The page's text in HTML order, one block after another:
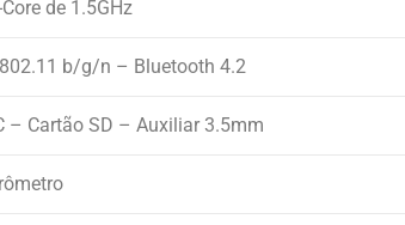
de 1.5GHz
b/g/n – Bluetooth 4.2
– Cartão SD – Auxiliar 3.5mm